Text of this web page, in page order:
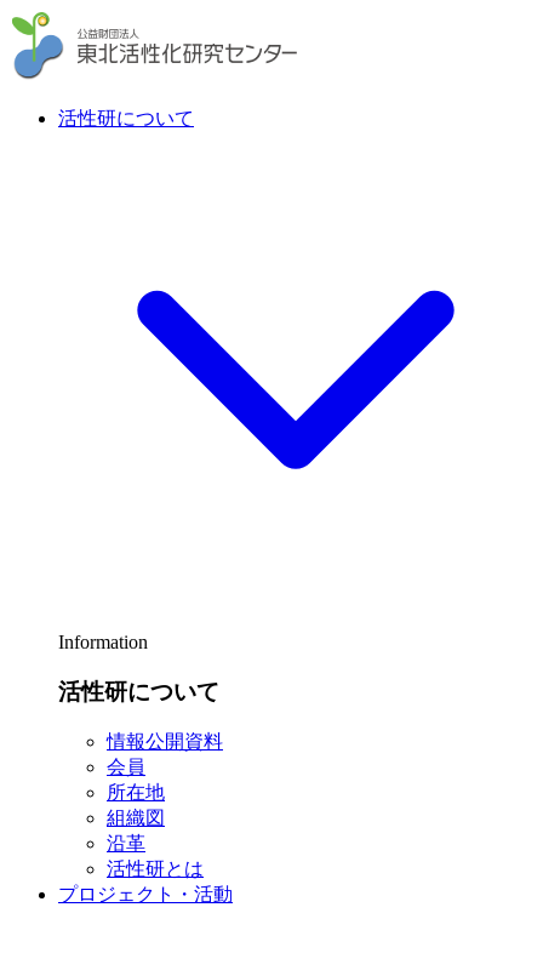
活性研について
Information
活性研について
情報公開資料
会員
所在地
組織図
沿革
活性研とは
プロジェクト・活動